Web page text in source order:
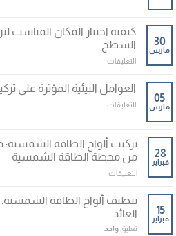
الكهربائيةتقني
وعملي
لاختيار
الحل
مغلقة
للسيارات:
الدليل
الشامل
مغلقة
30
مارس
كيفية اختيار المكان المناسب
السطح
التعليقاتعلى
اختيار
المكان
المناسب
الشمسية
على
مغلقة
05
مارس
العوامل البيئية المؤثرة على
التعليقاتعلى
المؤثرة
على
تركيب
الألواح
مغلقة
28
فبراير
تركيب ألواح الطاقة الشمسية:
من محطة الطاقة الشمسية
التعليقاتعلى
ألواح
الطاقة
دليل
15
فبراير
تنظيف ألواح الطاقة الشمسية:
العائد
تعليق واحد